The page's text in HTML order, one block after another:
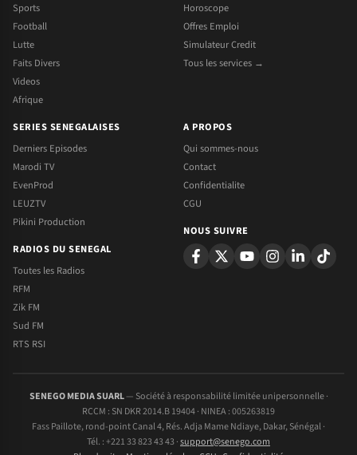
Sports
Football
Lutte
Faits Divers
Videos
Afrique
Horoscope
Offres Emploi
Simulateur Credit
Tous les services →
SERIES SENEGALAISES
Derniers Episodes
Marodi TV
EvenProd
LEUZTV
Pikini Production
RADIOS DU SENEGAL
Toutes les Radios
RFM
Zik FM
Sud FM
RTS RSI
A PROPOS
Qui sommes-nous
Contact
Confidentialite
CGU
NOUS SUIVRE
SENEGO MEDIA SUARL— Société à responsabilité limitée unipersonnelle ·
RCCM : SN DKR 2014.B 19404 · NINEA : 005263819
Fass Paillote, rond-point Canal 4, Rés. Adja Mame Ndiaye, Dakar, Sénégal ·
Tél. : +221 33 823 43 43 ·support@senego.com